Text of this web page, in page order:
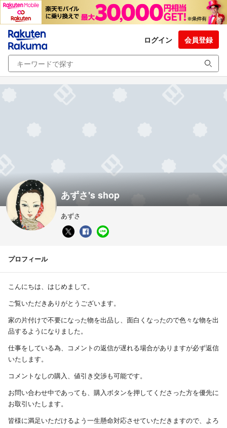
ログイン 会員登録
あずさ's shop
あずさ
プロフィール
こんにちは、はじめまして。
ご覧いただきありがとうございます。
家の片付けで不要になった物を出品し、面白くなったので色々な物を出
品するようになりました。
仕事をしている為、コメントの返信が遅れる場合がありますが必ず返信
いたします。
コメントなしの購入、値引き交渉も可能です。
お問い合わせ中であっても、購入ボタンを押してくださった方を優先に
お取引いたします。
皆様に満足いただけるよう一生懸命対応させていただきますので、よろ